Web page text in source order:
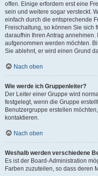
offen. Einige erfordern erst eine
sein und weitere sogar versteckt.
einfach durch die entsprechende
Freischaltung, so können Sie sich
daraufhin Ihren Antrag
aufgenommen werden möchten.
Sie ablehnt, er wird einen Grund
Nach oben
Wie werde ich Gruppenleiter?
Der Leiter einer Gruppe wird
festgelegt, wenn die Gruppe
Benutzergruppe erstellen
kontaktieren.
Nach oben
Weshalb werden verschiedene
Es ist der Board-Administration
Farben zuzuteilen, so dass deren